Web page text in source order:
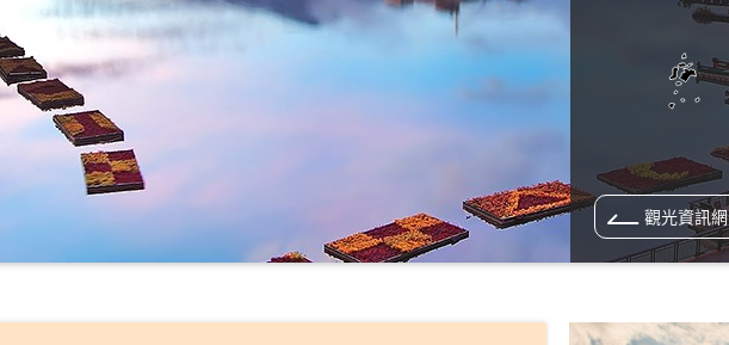
觀光資訊網